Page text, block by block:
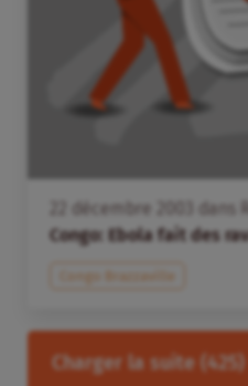
décembre dans
Congo: Ebola fait des
Congo Brazzaville
Charger la suite (425)